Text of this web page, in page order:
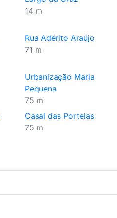
14 m
Rua Adérito Araújo
71 m
Urbanização Maria
Pequena
75 m
Casal das Portelas
75 m